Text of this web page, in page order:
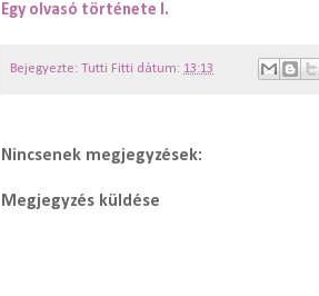
Egy olvasó története I.
Bejegyezte: Tutti Fitti dátum: 13:13
Nincsenek megjegyzések:
Megjegyzés küldése